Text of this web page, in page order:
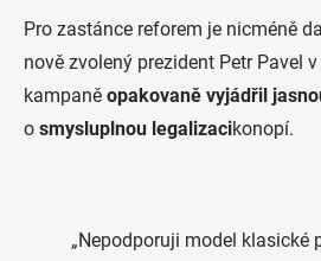
Pro zastánce reforem je nicméně
nově zvolený prezident Petr Pavel
kampaně opakovaně vyjádřil
o smysluplnou legalizacikonopí.
„Nepodporuji model klasické